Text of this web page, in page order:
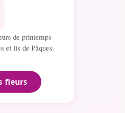
de printemps
et lis de Pâques.
fleurs